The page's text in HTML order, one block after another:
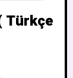
Türkçe